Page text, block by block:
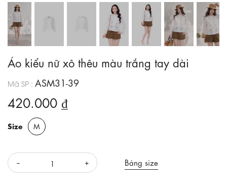
Áo kiểu nữ xô thêu màu trắng tay dài
Mã SP : ASM31-39
420.000 ₫
Size M
Bảng size